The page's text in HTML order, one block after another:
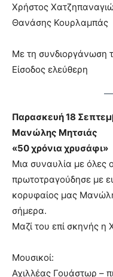
Χρήστος
Θανάσης Κουρλαμπάς
Με τη συνδιοργάνωση
Είσοδος ελεύθερη
Παρασκευή 18
Μανώλης Μητσιάς
«50 χρόνια χρυσάφι»
Μια συναυλία με όλες
πρωτοτραγούδησε με
κορυφαίος μας
σήμερα.
Μαζί του επί σκηνής η
Μουσικοί:
Αχιλλέας Γουάστωρ –